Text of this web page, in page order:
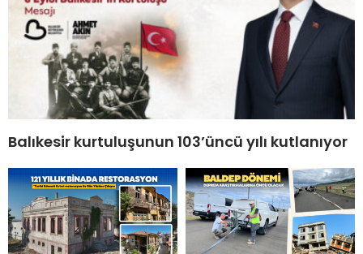
Balıkesir kurtuluşunun 103’üncü yılı kutlanıyor